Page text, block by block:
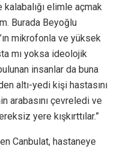
kalabalığı elimle açmak
Burada Beyoğlu
mikrofonla ve yüksek
mı yoksa ideolojik
insanlar da buna
altı-yedi kişi hastasını
arabasını çevreledi ve
yere kışkırttılar.”
Canbulat, hastaneye